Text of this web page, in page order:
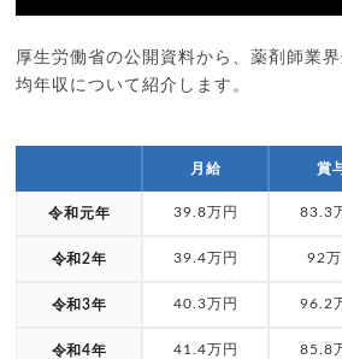
厚生労働省の公開資料から、薬剤師業
均年収について紹介します。
月給 賞
令和元年 39.8万円 83.3
令和2年 39.4万円 92万
令和3年 40.3万円 96.2
令和4年 41.4万円 85.8